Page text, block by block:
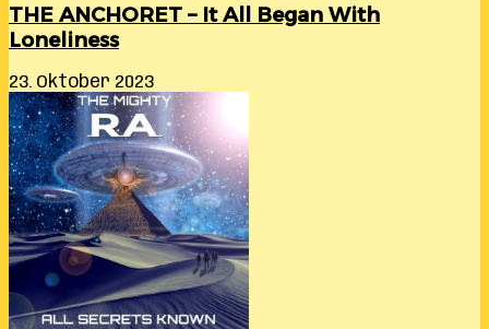
THE ANCHORET – It All Began With
Loneliness
23. Oktober 2023